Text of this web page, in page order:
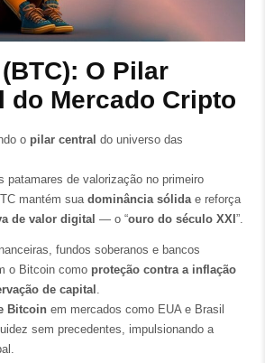
O Pilar
do Mercado Cripto
o pilar central do universo das
patamares de valorização no primeiro
mantém sua dominância sólidae reforça
de valor digital — o “ouro do século XXI ”.
fundos soberanos e bancos
o Bitcoin como proteção contra a inflação
de capital
Bitcoinem mercados como EUA e Brasil
sem precedentes, impulsionando a